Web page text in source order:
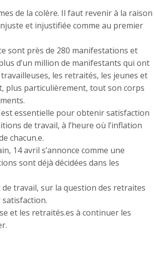
de la colère. Il faut revenir à la raison
et injustifiée comme au premier
sont près de 280 manifestations et
d’un million de manifestants qui ont
les retraités, les jeunes et
plus particulièrement, tout son corps
essentielle pour obtenir satisfaction
de travail, à l’heure où l’inflation
chacun.e.
14 avril s’annonce comme une
sont déjà décidées dans les
de travail, sur la question des retraites
et les retraités.es à continuer les